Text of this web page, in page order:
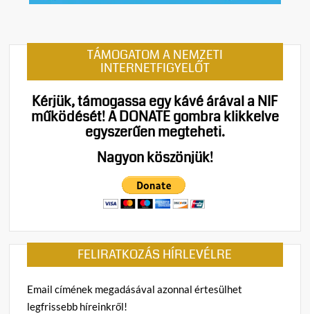
TÁMOGATOM A NEMZETI
INTERNETFIGYELŐT
Kérjük, támogassa egy kávé árával a NIF
működését!A DONATE gombra klikkelve
egyszerűen megteheti.
Nagyon köszönjük!
FELIRATKOZÁS HÍRLEVÉLRE
Email címének megadásával azonnal értesülhet
legfrissebb híreinkről!